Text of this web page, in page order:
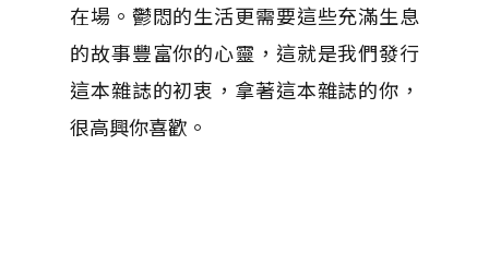
在場。鬱悶的生活更需要這些充滿生息
的故事豐富你的心靈，這就是我們發行
這本雜誌的初衷，拿著這本雜誌的你，
很高興你喜歡。